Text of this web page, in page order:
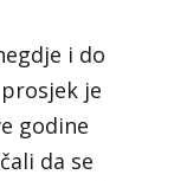
i do
je
godine
da se